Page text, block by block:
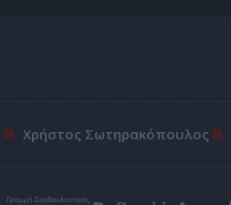
Χρήστος Σωτηρακόπουλος